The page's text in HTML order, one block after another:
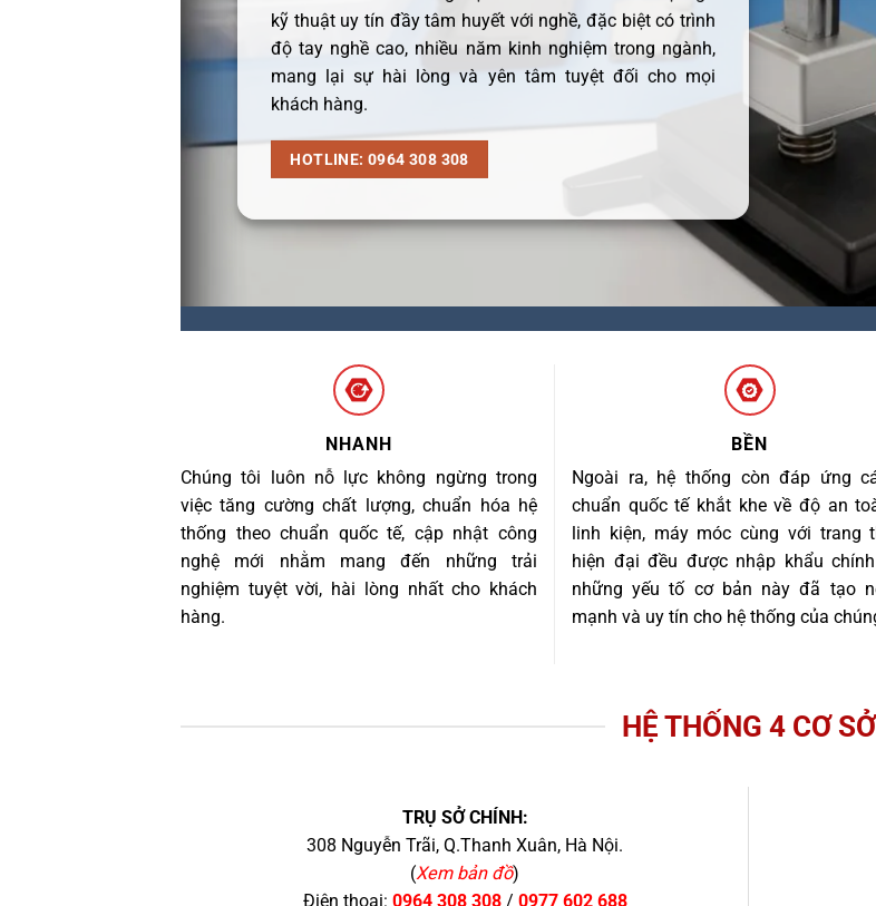
kỹ thuật uy tín đầy tâm huyết với nghề, đặc biệt có trình
độ tay nghề cao, nhiều năm kinh nghiệm trong ngành,
mang lại sự hài lòng và yên tâm tuyệt đối cho mọi
khách hàng.
HOTLINE: 0964 308 308
NHANH
Chúng tôi luôn nỗ lực không ngừng trong
việc tăng cường chất lượng, chuẩn hóa hệ
thống theo chuẩn quốc tế, cập nhật công
nghệ mới nhằm mang đến những trải
nghiệm tuyệt vời, hài lòng nhất cho khách
hàng.
BỀN
Ngoài ra, hệ thống còn đáp ứng
chuẩn quốc tế khắt khe về độ an
linh kiện, máy móc cùng với trang
hiện đại đều được nhập khẩu
những yếu tố cơ bản này đã tạo
mạnh và uy tín cho hệ thống của
HỆ THỐNG 4 CƠ SỞ
TRỤ SỞ CHÍNH:
308 Nguyễn Trãi, Q.Thanh Xuân, Hà Nội.
(Xem bản đồ)
Điện thoại: 0964 308 308/ 0977 602 688